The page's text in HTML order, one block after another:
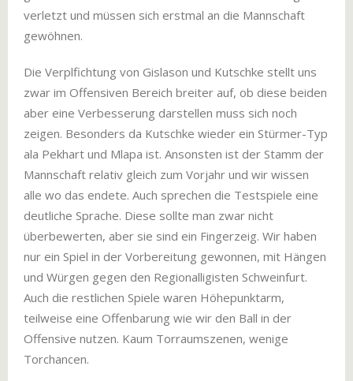
verletzt und müssen sich erstmal an die Mannschaft
gewöhnen.
Die Verplfichtung von Gislason und Kutschke stellt uns
zwar im Offensiven Bereich breiter auf, ob diese beiden
aber eine Verbesserung darstellen muss sich noch
zeigen. Besonders da Kutschke wieder ein Stürmer-Typ
ala Pekhart und Mlapa ist. Ansonsten ist der Stamm der
Mannschaft relativ gleich zum Vorjahr und wir wissen
alle wo das endete. Auch sprechen die Testspiele eine
deutliche Sprache. Diese sollte man zwar nicht
überbewerten, aber sie sind ein Fingerzeig. Wir haben
nur ein Spiel in der Vorbereitung gewonnen, mit Hängen
und Würgen gegen den Regionalligisten Schweinfurt.
Auch die restlichen Spiele waren Höhepunktarm,
teilweise eine Offenbarung wie wir den Ball in der
Offensive nutzen. Kaum Torraumszenen, wenige
Torchancen.